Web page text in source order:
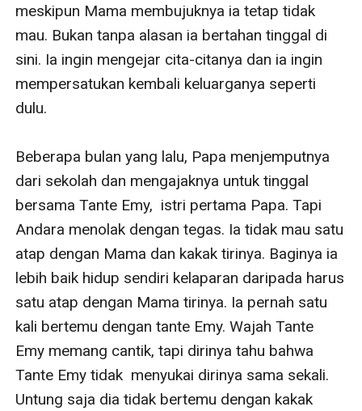
meskipun Mama membujuknya ia tetap tidak
mau. Bukan tanpa alasan ia bertahan tinggal di
sini. Ia ingin mengejar cita-citanya dan ia ingin
mempersatukan kembali keluarganya seperti
dulu.
Beberapa bulan yang lalu, Papa menjemputnya
dari sekolah dan mengajaknya untuk tinggal
bersama Tante Emy,  istri pertama Papa. Tapi
Andara menolak dengan tegas. Ia tidak mau satu
atap dengan Mama dan kakak tirinya. Baginya ia
lebih baik hidup sendiri kelaparan daripada harus
satu atap dengan Mama tirinya. Ia pernah satu
kali bertemu dengan tante Emy. Wajah Tante
Emy memang cantik, tapi dirinya tahu bahwa
Tante Emy tidak  menyukai dirinya sama sekali.
Untung saja dia tidak bertemu dengan kakak